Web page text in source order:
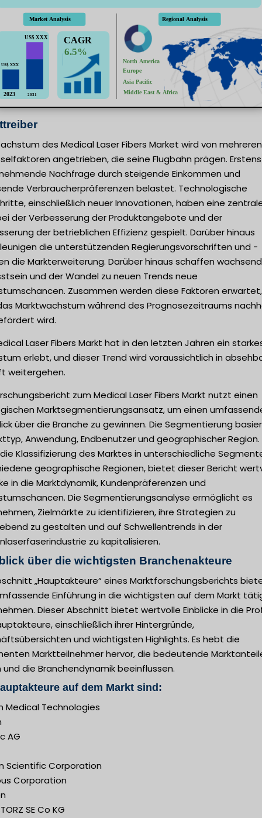
des Medical Laser Fibers Market wird von mehreren
angetrieben, die seine Flugbahn prägen.
Nachfrage durch steigende Einkommen und
Verbraucherpräferenzen belastet. Technologische
einschließlich neuer Innovationen, haben eine
der Verbesserung der Produktangebote und der
der betrieblichen Effizienz gespielt. Darüber hinaus
die unterstützenden Regierungsvorschriften und -
die Markterweiterung. Darüber hinaus schaffen
und der Wandel zu neuen Trends neue
Zusammen werden diese Faktoren erwartet,
Marktwachstum während des Prognosezeitraums
wird.
Laser Fibers Markt hat in den letzten Jahren ein
erlebt, und dieser Trend wird voraussichtlich in
weitergehen.
zum Medical Laser Fibers Markt nutzt einen
Marktsegmentierungsansatz, um einen
über die Branche zu gewinnen. Die Segmentierung
Anwendung, Endbenutzer und geographischer Region.
Klassifizierung des Marktes in unterschiedliche
geographische Regionen, bietet dieser Bericht
in die Marktdynamik, Kundenpräferenzen und
Die Segmentierungsanalyse ermöglicht es
Zielmärkte zu identifizieren, ihre Strategien zu
zu gestalten und auf Schwellentrends in der
zu kapitalisieren.
über die wichtigsten Branchenakteure
„Hauptakteure“ eines Marktforschungsberichts
Einführung in die wichtigsten auf dem Markt
Dieser Abschnitt bietet wertvolle Einblicke in die
einschließlich ihrer Hintergründe,
und wichtigsten Highlights. Es hebt die
Marktteilnehmer hervor, die bedeutende
die Branchendynamik beeinflussen.
auf dem Markt sind:
Medical Technologies
AG
Scientific Corporation
Corporation
SE Co KG